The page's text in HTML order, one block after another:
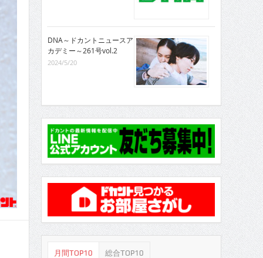
DNA～ドカントニュースア
カデミー～261号vol.2
2024/5/20
月間TOP10 総合TOP10